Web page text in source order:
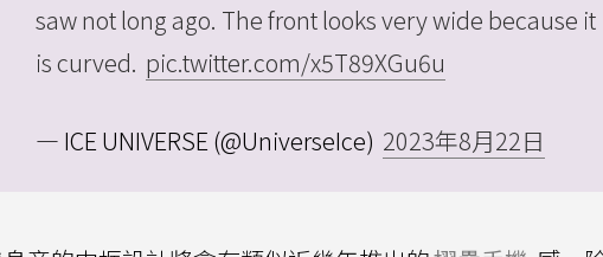
saw not long ago. The front looks very wide because it
is curved. pic.twitter.com/x5T89XGu6u
— ICE UNIVERSE (@UniverseIce) 2023年8月22日